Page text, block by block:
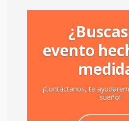
evento
¡Contáctanos, te
sueño!